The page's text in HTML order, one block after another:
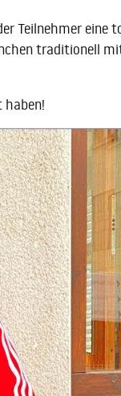
Teilnehmer eine
traditionell
haben!